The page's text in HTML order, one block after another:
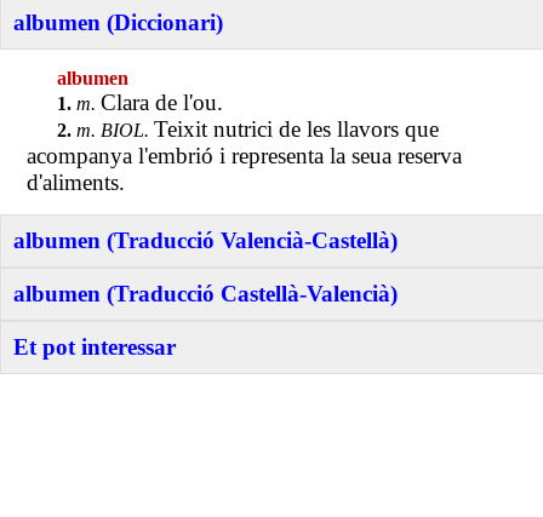
albumen (Diccionari)
albumen
1. m.Clara de l'ou.
2. m. BIOL.Teixit nutrici de les llavors que
acompanya l'embrió i representa la seua reserva
d'aliments.
albumen (Traducció Valencià-Castellà)
albumen (Traducció Castellà-Valencià)
Et pot interessar